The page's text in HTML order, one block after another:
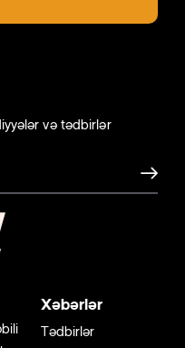
və tədbirlər
Göndər
Xəbərlər
Tədbirlər